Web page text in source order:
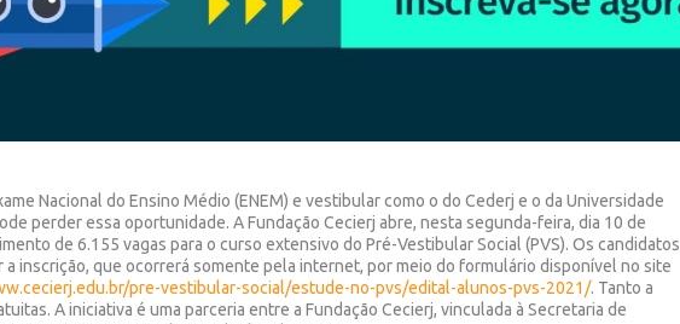
Nacional do Ensino Médio (ENEM) e vestibular como o do Cederj e o da Universidade
perder essa oportunidade. A Fundação Cecierj abre, nesta segunda-feira, dia 10 de
de 6.155 vagas para o curso extensivo do Pré-Vestibular Social (PVS). Os candidatos
a inscrição, que ocorrerá somente pela internet, por meio do formulário disponível no site
pre-vestibular-social/estude-no-pvs/edital-alunos-pvs-2021/. Tanto a
A iniciativa é uma parceria entre a Fundação Cecierj, vinculada à Secretaria de